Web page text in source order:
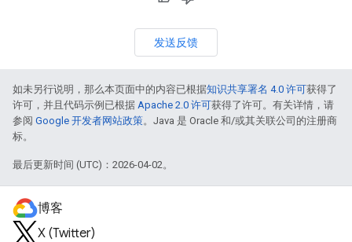
发送反馈
如未另行说明，那么本页面中的内容已根据知识共享署名 4.0 许可获得了
许可，并且代码示例已根据 Apache 2.0 许可获得了许可。有关详情，请
参阅 Google 开发者网站政策。Java 是 Oracle 和/或其关联公司的注册商
标。
最后更新时间 (UTC)：2026-04-02。
博客
X (Twitter)